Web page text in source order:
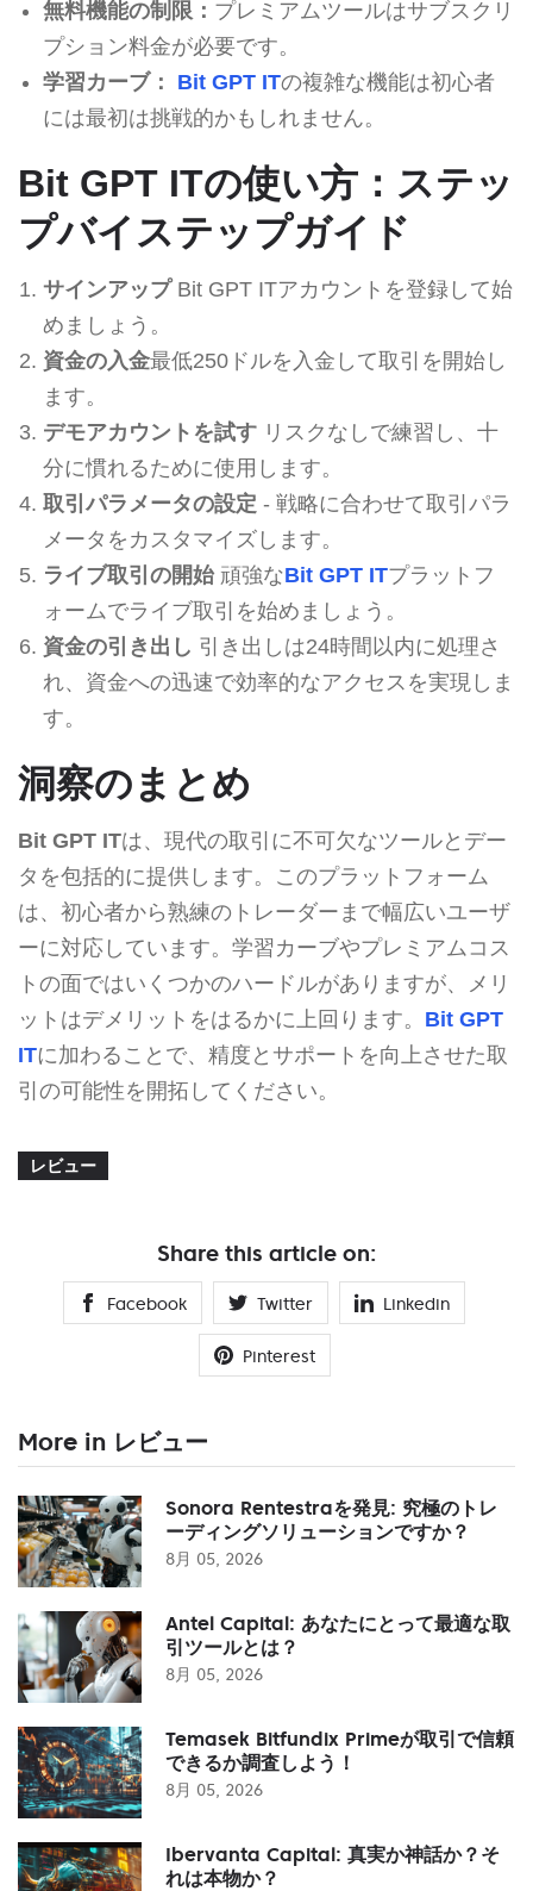
無料機能の制限： プレミアムツールはサブスクリ
プション料金が必要です。
学習カーブ：
Bit GPT ITの複雑な機能は初心者
には最初は挑戦的かもしれません。
Bit GPT ITの使い方：ステッ
プバイステップガイド
サインアップBit GPT ITアカウントを登録して始
めましょう。
資金の入金最低250ドルを入金して取引を開始し
ます。
デモアカウントを試すリスクなしで練習し、十
分に慣れるために使用します。
取引パラメータの設定 - 戦略に合わせて取引パラ
メータをカスタマイズします。
ライブ取引の開始頑強なBit GPT ITプラットフ
ォームでライブ取引を始めましょう。
資金の引き出し 引き出しは24時間以内に処理さ
れ、資金への迅速で効率的なアクセスを実現しま
す。
洞察のまとめ
Bit GPT ITは、現代の取引に不可欠なツールとデー
タを包括的に提供します。このプラットフォーム
は、初心者から熟練のトレーダーまで幅広いユーザ
ーに対応しています。学習カーブやプレミアムコス
トの面ではいくつかのハードルがありますが、メリ
ットはデメリットをはるかに上回ります。 Bit GPT
ITに加わることで、精度とサポートを向上させた取
引の可能性を開拓してください。
レビュー
Share this article on:
Facebook Twitter Linkedin
Pinterest
More in レビュー
Sonora Rentestraを発見: 究極のトレ
ーディングソリューションですか？
8月 05, 2026
Antel Capital: あなたにとって最適な取
引ツールとは？
8月 05, 2026
Temasek Bitfundix Primeが取引で信頼
できるか調査しよう！
8月 05, 2026
Ibervanta Capital: 真実か神話か？そ
れは本物か？